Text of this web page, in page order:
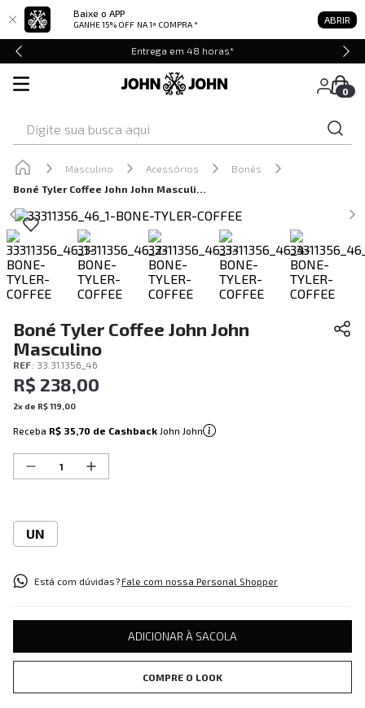
Baixe o APP
GANHE 15% OFF NA 1ª COMPRA * ABRIR
Entrega em 48 horas*
0
Masculino Acessórios
Bonés
Boné Tyler Coffee John John Masculino
Boné Tyler Coffee John John
Masculino
REF: 33.31.1356_46
R$ 238,00
2x de R$119 00
Receba R$ 35,70 de Cashback John John
UN
Está com dúvidas?Fale com nossa Personal Shopper
ADICIONAR À SACOLA
COMPRE O LOOK